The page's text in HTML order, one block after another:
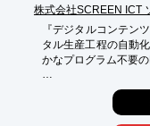
株式会社SCREEN ICT
『デジタルコンテン
タル生産工程の自動
かなプログラム不要
ブロックを組むよう
構築します。プロセ